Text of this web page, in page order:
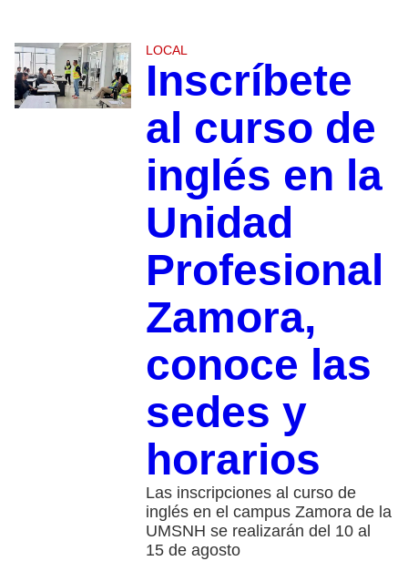
LOCAL
Inscríbete
al curso de
inglés en la
Unidad
Profesional
Zamora,
conoce las
sedes y
horarios
Las inscripciones al curso de
inglés en el campus Zamora de la
UMSNH se realizarán del 10 al
15 de agosto